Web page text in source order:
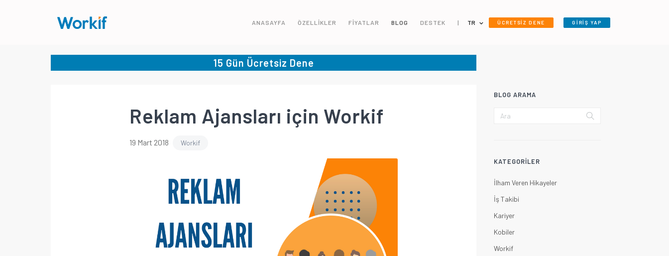
ANASAYFA ÖZELLİKLER FİYATLAR BLOG DESTEK | TR ÜCRETSİZ DENE GİRİŞ YAP
15 Gün Ücretsiz Dene
Reklam Ajansları için Workif
19 Mart 2018 Workif
BLOG ARAMA
KATEGORILER
İlham Veren Hikayeler
İş Takibi
Kariyer
Kobiler
Workif